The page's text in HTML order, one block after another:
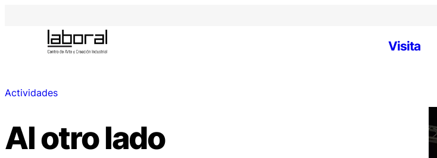
Visita
Actividades
Al otro lado